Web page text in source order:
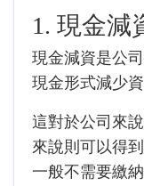
1. 現金減
現金減資是公
現金形式減少資
這對於公司來
來說則可以得
一般不需要繳納